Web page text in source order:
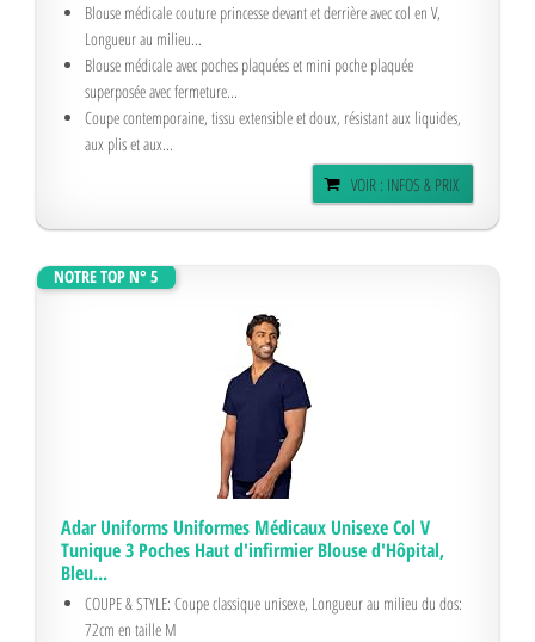
Blouse médicale couture princesse devant et derrière avec col en V,
Longueur au milieu...
Blouse médicale avec poches plaquées et mini poche plaquée
superposée avec fermeture...
Coupe contemporaine, tissu extensible et doux, résistant aux liquides,
aux plis et aux...
VOIR : INFOS & PRIX
NOTRE TOP N° 5
Adar Uniforms Uniformes Médicaux Unisexe Col V
Tunique 3 Poches Haut d'infirmier Blouse d'Hôpital,
Bleu...
COUPE & STYLE: Coupe classique unisexe, Longueur au milieu du dos:
72cm en taille M